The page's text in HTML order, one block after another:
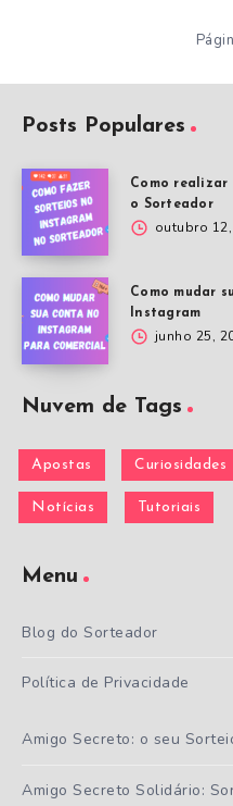
Posts Populares
Como realizar
o Sorteador
outubro
Como mudar
Instagram
junho 25,
Nuvem de Tags
Apostas Curiosidades
Notícias Tutoriais
Menu
Blog do Sorteador
Política de Privacidade
Amigo Secreto: o seu
Amigo Secreto Solidário: